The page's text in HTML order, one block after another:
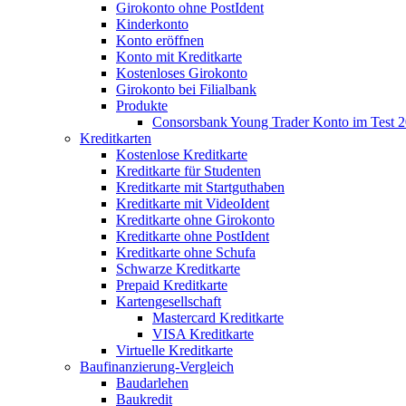
Girokonto ohne PostIdent
Kinderkonto
Konto eröffnen
Konto mit Kreditkarte
Kostenloses Girokonto
Girokonto bei Filialbank
Produkte
Consorsbank Young Trader Konto im Test
Kreditkarten
Kostenlose Kreditkarte
Kreditkarte für Studenten
Kreditkarte mit Startguthaben
Kreditkarte mit VideoIdent
Kreditkarte ohne Girokonto
Kreditkarte ohne PostIdent
Kreditkarte ohne Schufa
Schwarze Kreditkarte
Prepaid Kreditkarte
Kartengesellschaft
Mastercard Kreditkarte
VISA Kreditkarte
Virtuelle Kreditkarte
Baufinanzierung-Vergleich
Baudarlehen
Baukredit